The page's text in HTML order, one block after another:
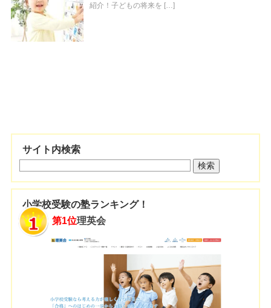
紹介！子どもの将来を […]
サイト内検索
小学校受験の塾ランキング！
第1位理英会